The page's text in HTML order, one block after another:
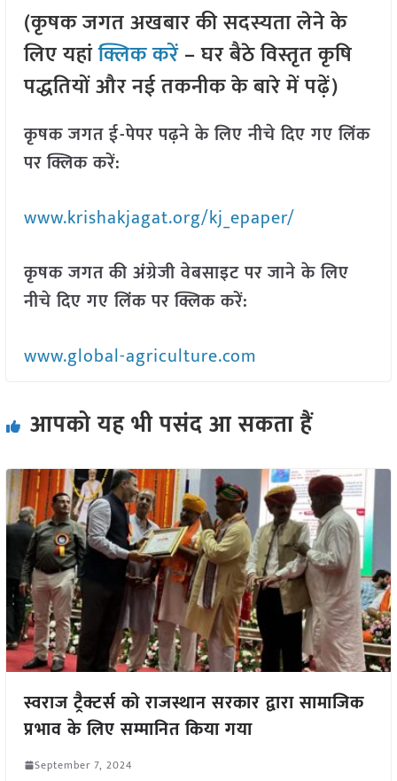
(कृषक जगत अखबार की सदस्यता लेने के
लिए यहांक्लिक करें– घर बैठे विस्तृत कृषि
पद्धतियों और नई तकनीक के बारे में पढ़ें)
कृषक जगत ई-पेपर पढ़ने के लिए नीचे दिए गए लिंक
पर क्लिक करें:
www.krishakjagat.org/kj_epaper/
कृषक जगत की अंग्रेजी वेबसाइट पर जाने के लिए
नीचे दिए गए लिंक पर क्लिक करें:
www.global-agriculture.com
आपको यह भी पसंद आ सकता हैं
स्वराज ट्रैक्टर्स को राजस्थान सरकार द्वारा सामाजिक
प्रभाव के लिए सम्मानित किया गया
September 7, 2024